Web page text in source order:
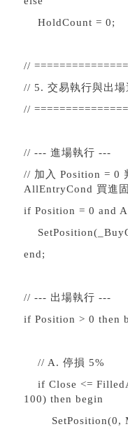
HoldCount = 0;
//
// 5. 交易執行與出場
//
// --- 進場執行 ---
// 加入 Position = 0
AllEntryCond 買進
if Position = 0 and
end;
// --- 出場執行 ---
if Position > 0 then
// A. 停損 5%
if Close <=
100) then begin
SetPosition(0,